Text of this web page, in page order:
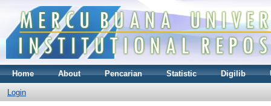
Home About Pencarian Statistic Digilib
Login